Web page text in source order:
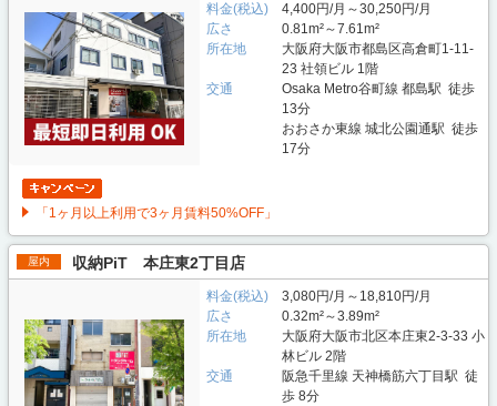
料金(税込)
4,400円/月～30,250円/月
広さ
0.81m²～7.61m²
所在地
大阪府大阪市都島区高倉町1-11-
23 社領ビル 1階
交通
Osaka Metro谷町線 都島駅 徒歩
13分
おおさか東線 城北公園通駅 徒歩
17分
「1ヶ月以上利用で3ヶ月賃料50%OFF」
屋内 収納PiT 本庄東2丁目店
料金(税込)
3,080円/月～18,810円/月
広さ
0.32m²～3.89m²
所在地
大阪府大阪市北区本庄東2-3-33 小
林ビル 2階
交通
阪急千里線 天神橋筋六丁目駅 徒
歩 8分